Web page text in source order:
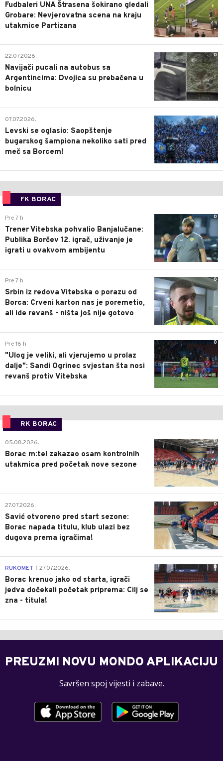
Fudbaleri UNA Štrasena šokirano gledali
Grobare: Nevjerovatna scena na kraju
utakmice Partizana
0
22.07.2026.
Navijači pucali na autobus sa
Argentincima: Dvojica su prebačena u
bolnicu
1
07.07.2026.
Levski se oglasio: Saopštenje
bugarskog šampiona nekoliko sati pred
meč sa Borcem!
FK BORAC
0
Pre 7 h
Trener Vitebska pohvalio Banjalučane:
Publika Borčev 12. igrač, uživanje je
igrati u ovakvom ambijentu
0
Pre 7 h
Srbin iz redova Vitebska o porazu od
Borca: Crveni karton nas je poremetio,
ali ide revanš - ništa još nije gotovo
0
Pre 16 h
"Ulog je veliki, ali vjerujemo u prolaz
dalje": Sandi Ogrinec svjestan šta nosi
revanš protiv Vitebska
RK BORAC
0
05.08.2026.
Borac m:tel zakazao osam kontrolnih
utakmica pred početak nove sezone
0
27.07.2026.
Savić otvoreno pred start sezone:
Borac napada titulu, klub ulazi bez
dugova prema igračima!
0
RUKOMET 27.07.2026.
Borac krenuo jako od starta, igrači
jedva dočekali početak priprema: Cilj se
zna - titula!
PREUZMI NOVU MONDO APLIKACIJU
Savršen spoj vijesti i zabave.